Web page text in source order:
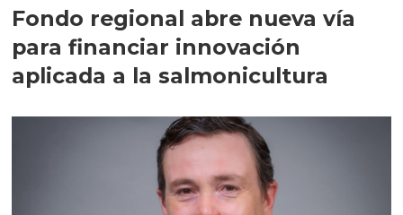
Fondo regional abre nueva vía
para financiar innovación
aplicada a la salmonicultura